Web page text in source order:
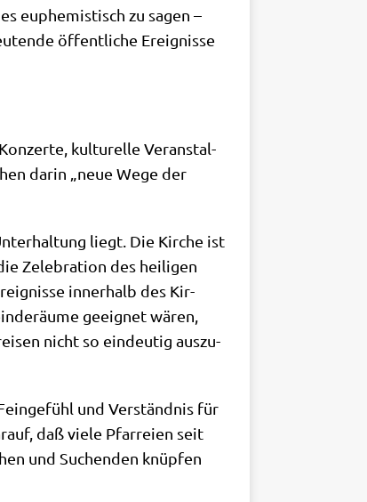
euphe­mi­stisch zu sagen –
öffent­li­che Ereig­nis­se
kul­tu­rel­le Ver­an­stal­
dar­in „neue Wege der
liegt. Die Kir­che ist
Zele­bra­ti­on des hei­li­gen
inner­halb des Kir­
geeig­net wären,
nicht so ein­deu­tig aus­zu­
und Ver­ständ­nis für
daß vie­le Pfar­rei­en seit
und Suchen­den knüp­fen